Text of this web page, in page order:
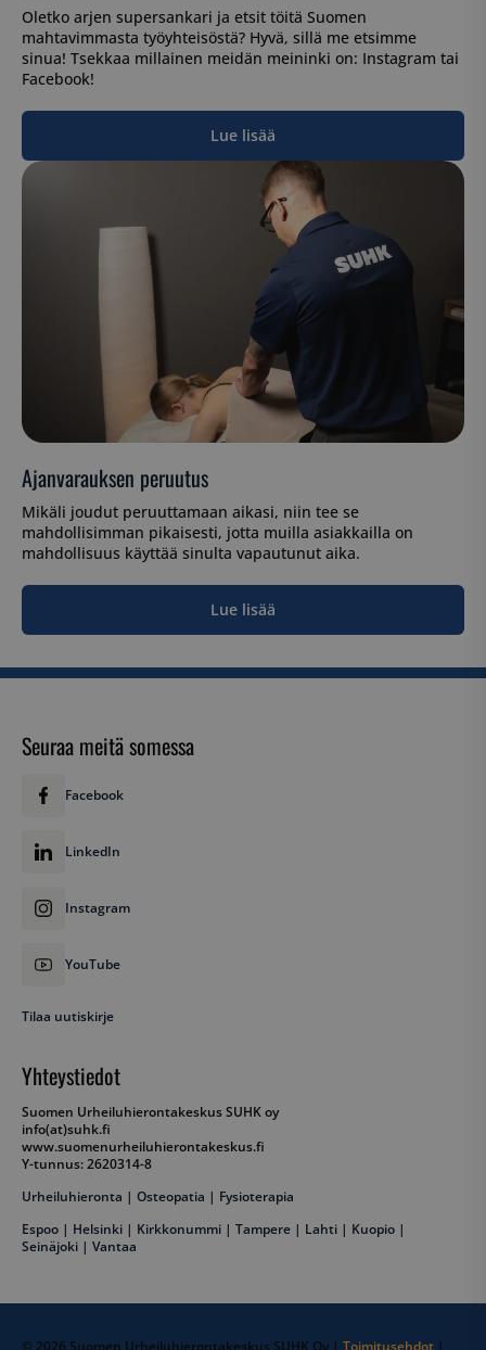
Oletko arjen supersankari ja etsit töitä Suomen
mahtavimmasta työyhteisöstä? Hyvä, sillä me etsimme
sinua! Tsekkaa millainen meidän meininki on: Instagram tai
Facebook!
Lue lisää
Ajanvarauksen peruutus
Mikäli joudut peruuttamaan aikasi, niin tee se
mahdollisimman pikaisesti, jotta muilla asiakkailla on
mahdollisuus käyttää sinulta vapautunut aika.
Lue lisää
Seuraa meitä somessa
Facebook
LinkedIn
Instagram
YouTube
Tilaa uutiskirje
Yhteystiedot
Suomen Urheiluhierontakeskus SUHK oy
info(at)suhk.fi
www.suomenurheiluhierontakeskus.fi
Y-tunnus: 2620314-8
Urheiluhieronta | Osteopatia | Fysioterapia
Espoo | Helsinki | Kirkkonummi | Tampere | Lahti | Kuopio |
Seinäjoki | Vantaa
© 2026 Suomen Urheiluhierontakeskus SUHK Oy | Toimitusehdot |
Palveluntarjoaja / Verkkotunnus
__cf_bm
Cloudflare Inc.
.hs-analytics.net
Cloudflare Inc.
.usemessages.com
.hsappstatic.net
CookieScript
VISITOR_PRIVACY_METADATA
YouTube
__cf_bm
Google
tietosuojakäytäntöön